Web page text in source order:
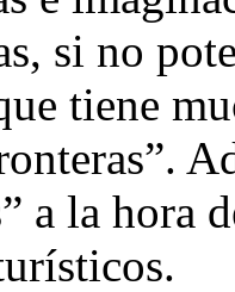
si no
tiene
a la hora